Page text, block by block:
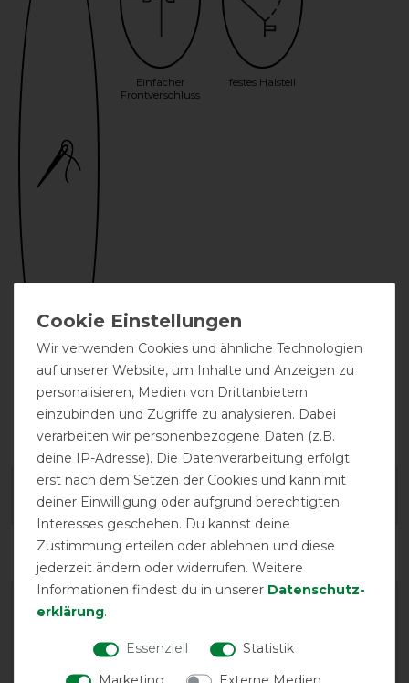
Bestickung
Einfacher
Frontverschluss
festes Halsteil
Herstellergarantie
Wir verwenden Cookies und ähnliche Technologien
auf unserer Website, um Inhalte und Anzeigen zu
personalisieren, Medien von Drittanbietern
einzubinden und Zugriffe zu analysieren. Dabei
verarbeiten wir personenbezogene Daten (z.B.
deine IP-Adresse). Die Datenverarbeitung erfolgt
erst nach dem Setzen der Cookies und kann mit
deiner Einwilligung oder aufgrund berechtigten
Interesses geschehen. Du kannst deine
Zustimmung erteilen oder ablehnen und diese
jederzeit ändern oder widerrufen. Weitere
Informationen findest du in unserer Daten­schutz­
erklärung.
Essenziell
Statistik